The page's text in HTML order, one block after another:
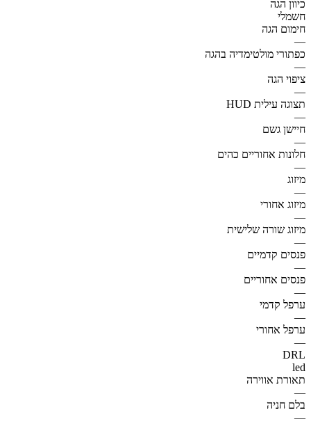
כיוון הגה
חשמלי
חימום הגה
—
כפתורי מולטימדיה בהגה
—
ציפוי הגה
—
תצוגה עילית HUD
—
חיישן גשם
—
חלונות אחוריים כהים
—
מיזוג
—
מיזוג אחורי
—
מיזוג שורה שלישית
—
פנסים קדמיים
—
פנסים אחוריים
—
ערפל קדמי
—
ערפל אחורי
—
DRL
led
תאורת אווירה
—
בלם חניה
—